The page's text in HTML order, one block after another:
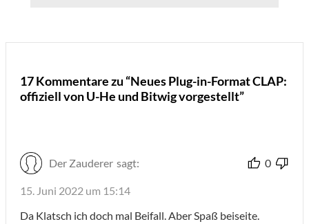
17 Kommentare zu “Neues Plug-in-Format CLAP:
offiziell von U-He und Bitwig vorgestellt”
Der Zauderer sagt: 0
15. Juni 2022 um 15:14
Da Klatsch ich doch mal Beifall. Aber Spaß beiseite.